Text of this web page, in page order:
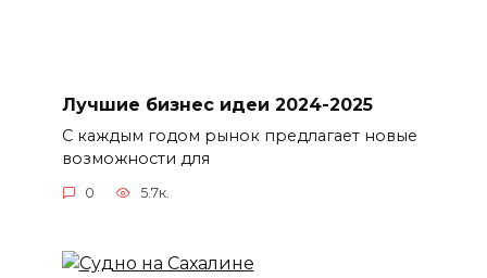
Лучшие бизнес идеи 2024-2025
С каждым годом рынок предлагает новые
возможности для
0 5.7к.